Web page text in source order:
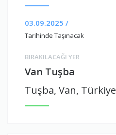
03.09.2025 /
Tarihinde Taşınacak
BIRAKILACAĞI YER
Van Tuşba
Tuşba, Van, Türkiye